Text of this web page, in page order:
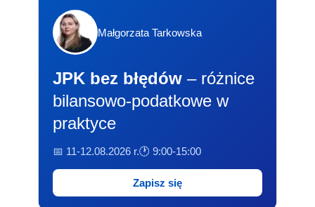
Małgorzata Tarkowska
JPK bez błędów – różnice
bilansowo-podatkowe w
praktyce
📅 11-12.08.2026 r.🕐 9:00-15:00
Zapisz się